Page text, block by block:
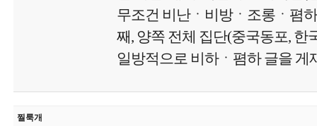
무조건 비난ㆍ비방ㆍ조롱ㆍ폄
째, 양쪽 전체 집단(중국동포, 한
일방적으로 비하ㆍ폄하 글을 게
찔룩개